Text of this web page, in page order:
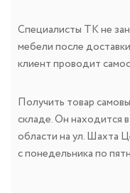
Специалисты ТК не
мебели после
клиент проводит
Получить товар
складе. Он находится
области на ул. Шахта
с понедельника по